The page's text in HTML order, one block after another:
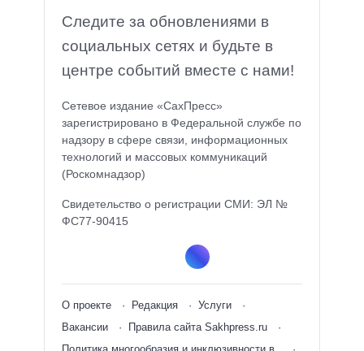
Следите за обновлениями в
социальных сетях и будьте в
центре событий вместе с нами!
Сетевое издание «СахПресс»
зарегистрировано в Федеральной службе по
надзору в сфере связи, информационных
технологий и массовых коммуникаций
(Роскомнадзор)
Свидетельство о регистрации СМИ: ЭЛ №
ФС77-90415
О проекте Редакция
Услуги
Вакансии
Правила сайта Sakhpress.ru